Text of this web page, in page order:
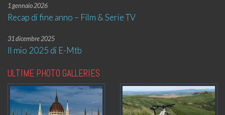
1 gennaio 2026
Recap di fine anno – Film & Serie TV
31 dicembre 2025
Il mio 2025 di E-Mtb
ULTIME PHOTO GALLERIES